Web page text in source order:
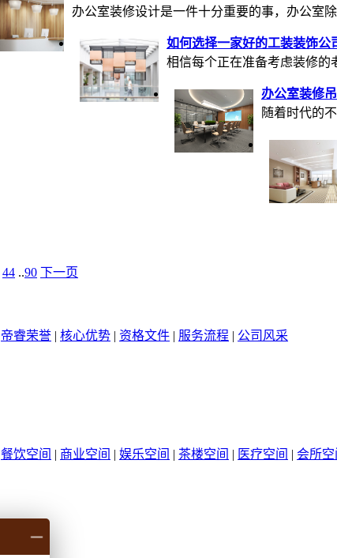
办公室装修设计是一件十分重要的事，办公室
如何选择一家好的工装装饰公
相信每个正在准备考虑装修的
办公室装修
随着时代的
44 ..90 下一页
帝睿荣誉 | 核心优势 | 资格文件 | 服务流程 | 公司风采
餐饮空间 | 商业空间 | 娱乐空间 | 茶楼空间 | 医疗空间 | 会所空